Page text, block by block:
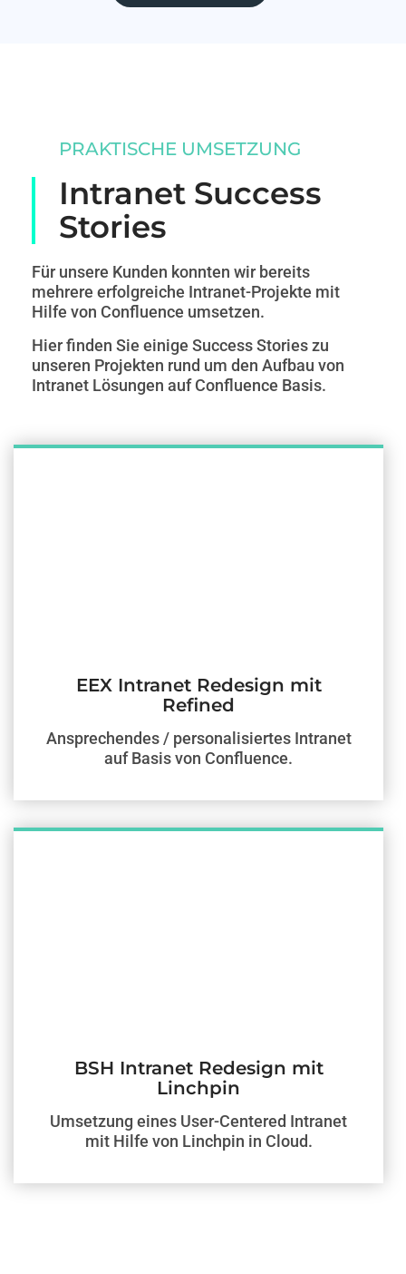
BSH Intranet Redesign mit
Linchpin
Umsetzung eines User-Centered Intranet
mit Hilfe von Linchpin in Cloud.
EEX Intranet Redesign mit
Refined
Ansprechendes / personalisiertes Intranet
auf Basis von Confluence.
PRAKTISCHE UMSETZUNG
Intranet Success
Stories
Für unsere Kunden konnten wir bereits
mehrere erfolgreiche Intranet-Projekte mit
Hilfe von Confluence umsetzen.
Hier finden Sie einige Success Stories zu
unseren Projekten rund um den Aufbau von
Intranet Lösungen auf Confluence Basis.